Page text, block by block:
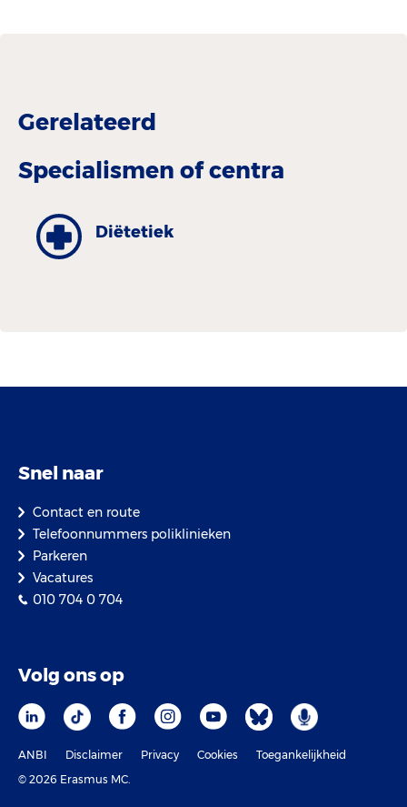
Gerelateerd
Specialismen of centra
Diëtetiek
Snel naar
Contact en route
Telefoonnummers poliklinieken
Parkeren
Vacatures
010 704 0 704
Volg ons op
ANBI Disclaimer Privacy Cookies
Toegankelijkheid
© 2026 Erasmus MC.